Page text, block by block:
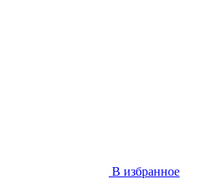
В избранное